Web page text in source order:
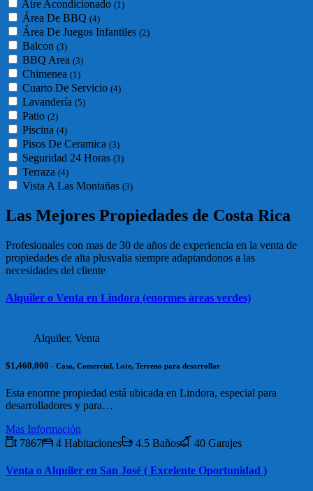
Aire Acondicionado (1)
Área De BBQ (4)
Área De Juegos Infantiles (2)
Balcon (3)
BBQ Area (3)
Chimenea (1)
Cuarto De Servicio (4)
Lavandería (5)
Patio (2)
Piscina (4)
Pisos De Ceramica (3)
Seguridad 24 Horas (3)
Terraza (4)
Vista A Las Montañas (3)
Las Mejores Propiedades de Costa Rica
Profesionales con mas de 30 de años de experiencia en la venta de
propiedades de alta plusvalia siempre adaptandonos a las
necesidades del cliente
Alquiler o Venta en Lindora (enormes áreas verdes)
Alquiler, Venta
$1,460,000 - Casa, Comercial, Lote, Terreno para desarrollar
Esta enorme propiedad está ubicada en Lindora, especial para
desarrolladores y para…
Mas Información
7867
4 Habitaciones 4.5 Baños 40 Garajes
Venta o Alquiler en San José ( Excelente Oportunidad )